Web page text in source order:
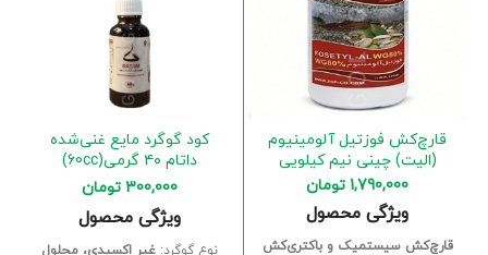
قارچ‌کش فوزتیل آلومینیوم
(الیت) چینی نیم کیلویی
1,790,000 تومان
ویژگی محصول
قارچ‌کش سیستمیک و باکتری‌کش
کود گوگرد مایع غنی‌شده
داتام ۴۰ گرمی(60cc)
300,000 تومان
ویژگی محصول
نوع گوگرد: غیر اکسیدی، محلول